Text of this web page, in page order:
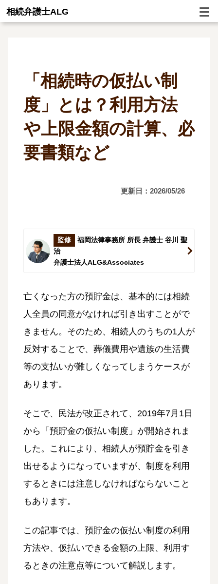
相続弁護士ALG
「相続時の仮払い制
度」とは？利用方法
や上限金額の計算、必
要書類など
更新日：2026/05/26
監修
福岡法律事務所 所長 弁護士 谷川 聖
治
弁護士法人ALG&Associates
亡くなった方の預貯金は、基本的には相続
人全員の同意がなければ引き出すことがで
きません。そのため、相続人のうちの1人が
反対することで、葬儀費用や遺族の生活費
等の支払いが難しくなってしまうケースが
あります。
そこで、民法が改正されて、2019年7月1日
から「預貯金の仮払い制度」が開始されま
した。これにより、相続人が預貯金を引き
出せるようになっていますが、制度を利用
するときには注意しなければならないこと
もあります。
この記事では、預貯金の仮払い制度の利用
方法や、仮払いできる金額の上限、利用す
るときの注意点等について解説します。